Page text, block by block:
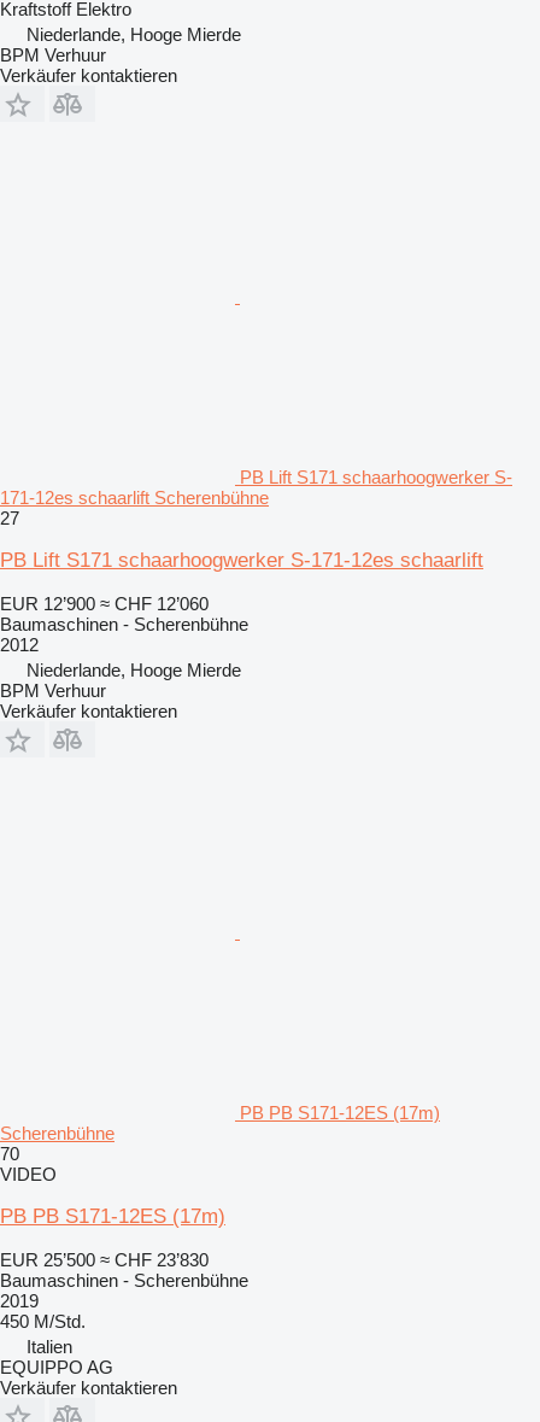
Kraftstoff Elektro
Niederlande, Hooge Mierde
BPM Verhuur
Verkäufer kontaktieren
PB Lift S171 schaarhoogwerker S-
171-12es schaarlift Scherenbühne
27
PB Lift S171 schaarhoogwerker S-171-12es schaarlift
EUR 12’900 ≈ CHF 12’060
Baumaschinen - Scherenbühne
2012
Niederlande, Hooge Mierde
BPM Verhuur
Verkäufer kontaktieren
PB PB S171-12ES (17m)
Scherenbühne
70
VIDEO
PB PB S171-12ES (17m)
EUR 25’500 ≈ CHF 23’830
Baumaschinen - Scherenbühne
2019
450 M/Std.
Italien
EQUIPPO AG
Verkäufer kontaktieren